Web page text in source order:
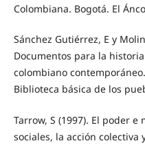
Colombiana. Bogotá. El
Sánchez Gutiérrez, E y
Documentos para la
colombiano
Biblioteca básica de los
Tarrow, S (1997). El poder
sociales, la acción